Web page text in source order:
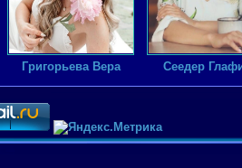
Григорьева Вера Сеедер